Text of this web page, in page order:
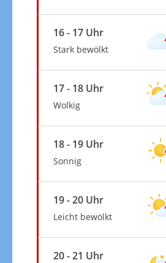
16 - 17 Uhr
Stark bewölkt
17 - 18 Uhr
Wolkig
18 - 19 Uhr
Sonnig
19 - 20 Uhr
Leicht bewölkt
20 - 21 Uhr